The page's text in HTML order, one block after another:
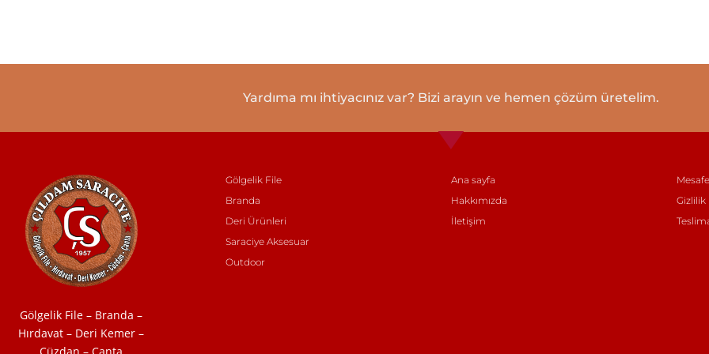
Yardıma mı ihtiyacınız var? Bizi arayın ve hemen çözüm üretelim.
Gölgelik File – Branda –
Hırdavat – Deri Kemer –
Gölgelik File
Branda
Deri Ürünleri
Saraciye Aksesuar
Outdoor
Ana sayfa
Hakkımızda
İletişim
Gizlilik